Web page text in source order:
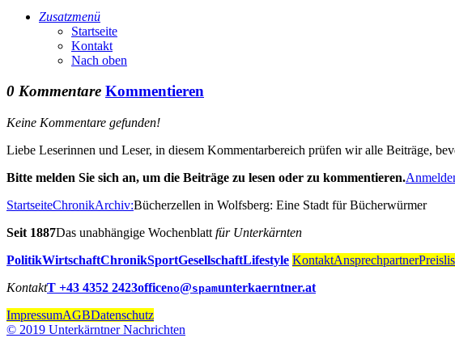
Zusatzmenü
Startseite
Kontakt
Nach oben
0 Kommentare Kommentieren
Keine Kommentare gefunden!
Liebe Leserinnen und Leser, in diesem Kommentarbereich prüfen wir alle Beiträge,
Bitte melden Sie sich an, um die Beiträge zu lesen oder zu kommentieren.
StartseiteChronikArchiv:Bücherzellen in Wolfsberg: Eine Stadt für Bücherwürmer
Seit 1887Das unabhängige Wochenblatt für Unterkärnten
PolitikWirtschaftChronikSportGesellschaftLifestyle KontaktAnsprechpartner
KontaktT +43 4352 2423officeno@spamunterkaerntner.at
ImpressumAGBDatenschutz
© 2019 Unterkärntner Nachrichten